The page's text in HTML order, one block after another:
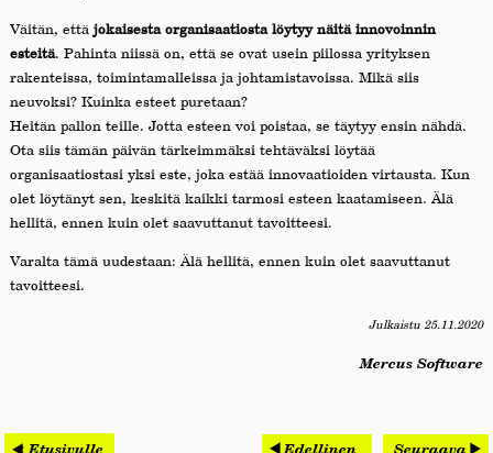
Väitän, ettäjokaisesta organisaatiosta löytyy näitä innovoinnin
esteitä. Pahinta niissä on, että se ovat usein piilossa yrityksen
rakenteissa, toimintamalleissa ja johtamistavoissa. Mikä siis
neuvoksi? Kuinka esteet puretaan?
Heitän pallon teille. Jotta esteen voi poistaa, se täytyy ensin nähdä.
Ota siis tämän päivän tärkeimmäksi tehtäväksi löytää
organisaatiostasi yksi este, joka estää innovaatioiden virtausta. Kun
olet löytänyt sen, keskitä kaikki tarmosi esteen kaatamiseen. Älä
hellitä, ennen kuin olet saavuttanut tavoitteesi.
Varalta tämä uudestaan: Älä hellitä, ennen kuin olet saavuttanut
tavoitteesi.
Julkaistu 25.11.2020
Mercus Software
< Etusivulle Edellinen Seuraava